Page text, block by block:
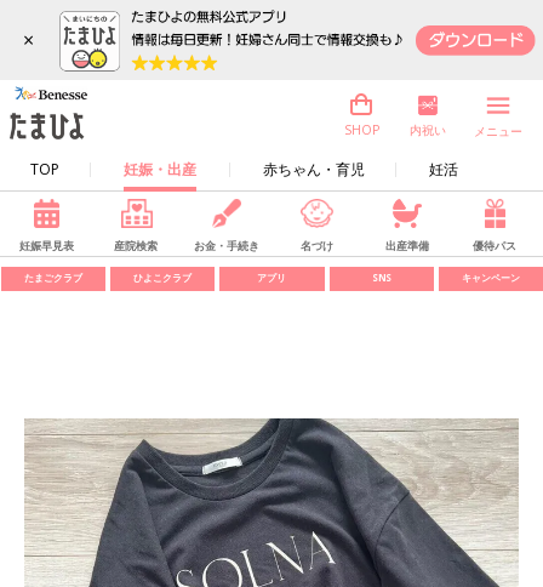
×
TOP 妊娠・出産 赤ちゃん・育児 妊活
SHOP 内祝い メニュー
妊娠早見表 産院検索 お金・手続き 名づけ 出産準備 優待パス
たまごクラブ ひよこクラブ アプリ SNS キャンペーン